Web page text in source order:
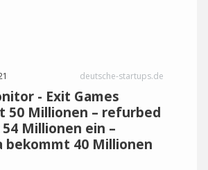
deutsche-startups.de
- Exit Games
50 Millionen – refurbed
Millionen ein –
bekommt 40 Millionen